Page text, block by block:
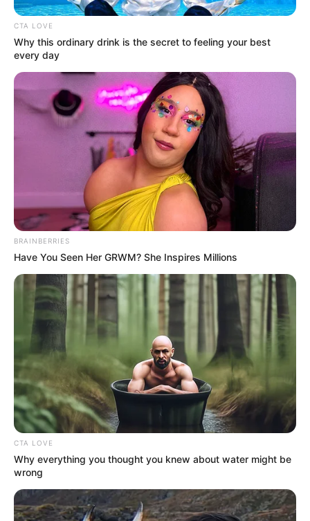
CTA LOVE
Why this ordinary drink is the secret to feeling your best
every day
BRAINBERRIES
Have You Seen Her GRWM? She Inspires Millions
CTA LOVE
Why everything you thought you knew about water might be
wrong